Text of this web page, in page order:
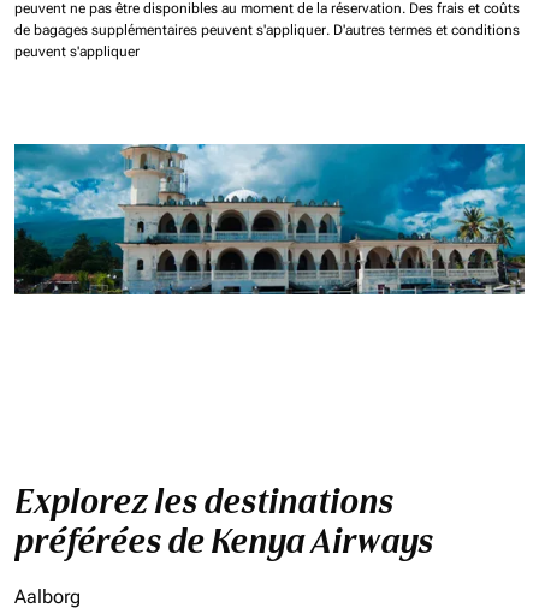
peuvent ne pas être disponibles au moment de la réservation. Des frais et coûts
de bagages supplémentaires peuvent s'appliquer. D'autres termes et conditions
peuvent s'appliquer
Explorez les destinations
préférées de Kenya Airways
Aalborg